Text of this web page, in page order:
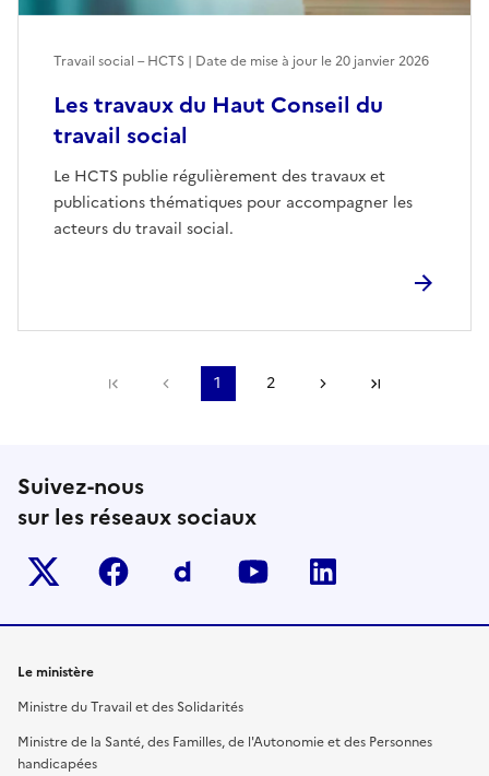
Les travaux du Haut Conseil du
travail social
Le HCTS publie régulièrement des travaux et
publications thématiques pour accompagner les
acteurs du travail social.
Travail social – HCTS | Date de mise à jour le20 janvier 2026
Première pagePage précédente
1 2 Page suivante
Suivez-nous
sur les réseaux sociaux
Twitter-x facebook Dailymotion
youtube
Le ministère
Ministre du Travail et des Solidarités
Ministre de la Santé, des Familles, de l'Autonomie et des Personnes
handicapées